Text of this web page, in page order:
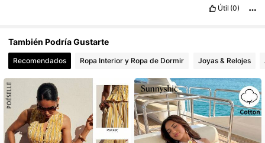
Útil (0)
También Podría Gustarte
Recomendados Ropa Interior y Ropa de Dormir Joyas & Relojes